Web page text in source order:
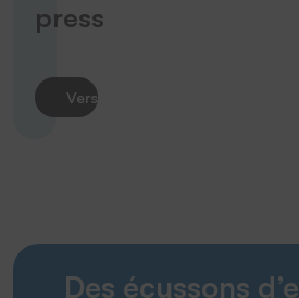
press
Vers le produit
Des écussons